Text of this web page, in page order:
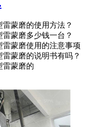
蒙磨的使用方法？
蒙磨多少钱一台？
雷蒙磨使用的注意事项
蒙磨的说明书有吗？
雷蒙磨的